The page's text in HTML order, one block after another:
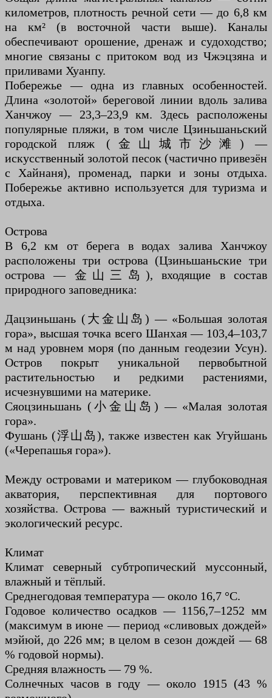
километров, плотность речной сети — до 6,8 км
на км² (в восточной части выше). Каналы
обеспечивают орошение, дренаж и судоходство;
многие связаны с притоком вод из Чжэцзяна и
приливами Хуанпу.
Побережье — одна из главных особенностей.
Длина «золотой» береговой линии вдоль залива
Ханчжоу — 23,3–23,9 км. Здесь расположены
популярные пляжи, в том числе Цзиньшаньский
городской пляж (金山城市沙滩) —
искусственный золотой песок (частично привезён
с Хайнаня), променад, парки и зоны отдыха.
Побережье активно используется для туризма и
отдыха.
Острова
В 6,2 км от берега в водах залива Ханчжоу
расположены три острова (Цзиньшаньские три
острова — 金山三岛), входящие в состав
природного заповедника:
Дацзиньшань (大金山岛) — «Большая золотая
гора», высшая точка всего Шанхая — 103,4–103,7
м над уровнем моря (по данным геодезии Усун).
Остров покрыт уникальной первобытной
растительностью и редкими растениями,
исчезнувшими на материке.
Сяоцзиньшань (小金山岛) — «Малая золотая
гора».
Фушань (浮山岛), также известен как Угуйшань
(«Черепашья гора»).
Между островами и материком — глубоководная
акватория, перспективная для портового
хозяйства. Острова — важный туристический и
экологический ресурс.
Климат
Климат северный субтропический муссонный,
влажный и тёплый.
Среднегодовая температура — около 16,7 °C.
Годовое количество осадков — 1156,7–1252 мм
(максимум в июне — период «сливовых дождей»
мэйюй, до 226 мм; в целом в сезон дождей — 68
% годовой нормы).
Средняя влажность — 79 %.
Солнечных часов в году — около 1915 (43 %